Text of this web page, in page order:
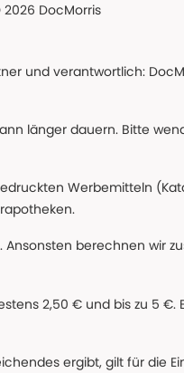
DocMorris
und verantwortlich:
länger dauern. Bitte
Werbemitteln
. Ansonsten berechnen wir
2,50 € und bis zu 5 €.
ergibt, gilt für die